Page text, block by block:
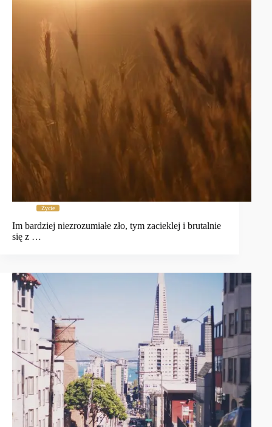
Życie
Im bardziej niezrozumiałe zło, tym zacieklej i brutalnie
się z …